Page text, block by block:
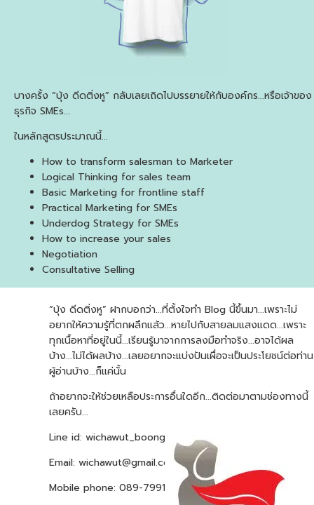
บางครั้ง “บุ้ง ดีดติ่งหู” กลับเลยเถิดไปบรรยายให้กับองค์กร...หรือเจ้าของ
ธุรกิจ SMEs...
ในหลักสูตรประมาณนี้...
How to transform salesman to Marketer
Logical Thinking for sales team
Basic Marketing for frontline staff
Practical Marketing for SMEs
Underdog Strategy for SMEs
How to increase your sales
Negotiation
Consultative Selling
“บุ้ง ดีดติ่งหู” ฝากบอกว่า...ที่ตั้งใจทำ Blog นี้ขึ้นมา...เพราะไม่
อยากให้ความรู้ที่ตกผลึกแล้ว...หายไปกับสายลมแสงแดด...เพราะ
ทุกเนื้อหาที่อยู่ในนี้...เรียนรู้มาจากการลงมือทำจริง...อาจได้ผล
บ้าง...ไม่ได้ผลบ้าง...เลยอยากจะแบ่งปันเผื่อจะเป็นประโยชน์ต่อท่าน
ผู้อ่านบ้าง...ก็แค่นั้น
ถ้าอยากจะให้ช่วยเหลือประการอื่นใดอีก...ติดต่อมาตามช่องทางนี้
เลยครับ...
Line id: wichawut_boong
Email: wichawut@gmail.com
Mobile phone: 089-7991949